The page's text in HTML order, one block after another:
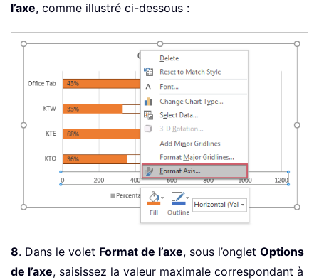
l’axe, comme illustré ci-dessous :
8. Dans le volet Format de l’axe, sous l’onglet Options
de l’axe, saisissez la valeur maximale correspondant à